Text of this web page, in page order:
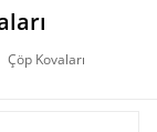
Çöp Kovaları